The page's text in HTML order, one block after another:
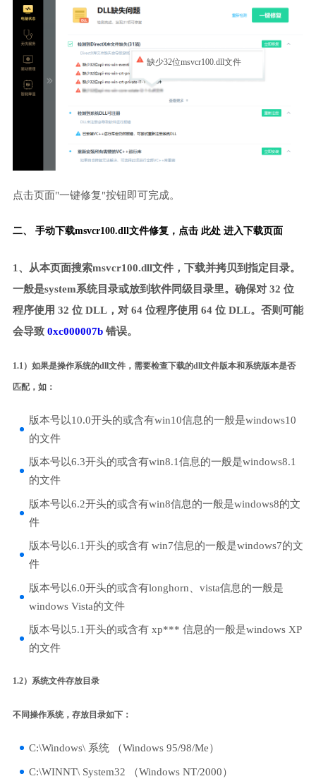
缺少32位msvcr100.dll文件
点击页面"一键修复"按钮即可完成。
二、 手动下载msvcr100.dll文件修复， 点击 此处 进入下载页面
1、从本页面搜索msvcr100.dll文件，下载并拷贝到指定目录。
一般是system系统目录或放到软件同级目录里。确保对 32 位
程序使用 32 位 DLL，对 64 位程序使用 64 位 DLL。否则可能
会导致 0xc000007b错误。
1.1）如果是操作系统的dll文件，需要检查下载的dll文件版本和系统版本是否
匹配，如：
版本号以10.0开头的或含有win10信息的一般是windows10
的文件
版本号以6.3开头的或含有win8.1信息的一般是windows8.1
的文件
版本号以6.2开头的或含有win8信息的一般是windows8的文
件
版本号以6.1开头的或含有 win7信息的一般是windows7的文
件
版本号以6.0开头的或含有longhorn、vista信息的一般是
windows Vista的文件
版本号以5.1开头的或含有 xp*** 信息的一般是windows XP
的文件
1.2）系统文件存放目录
不同操作系统，存放目录如下：
C:\Windows\ 系统 （Windows 95/98/Me）
C:\WINNT\ System32 （Windows NT/2000）